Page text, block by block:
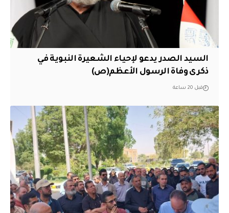
السيد الصدر يدعو لإحياء الشعيرة النبوية في
ذكرى وفاة الرسول الأعظم(ص)
قبل 20 ساعة